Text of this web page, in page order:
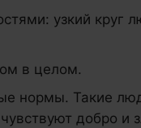
узкий круг
в целом.
нормы. Такие
добро и